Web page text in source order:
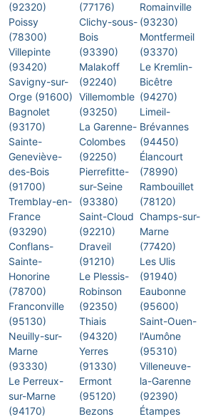
(92320)
Poissy
(78300)
Villepinte
(93420)
Savigny-sur-
Orge (91600)
Bagnolet
(93170)
Sainte-
Geneviève-
des-Bois
(91700)
Tremblay-en-
France
(93290)
Conflans-
Sainte-
Honorine
(78700)
Franconville
(95130)
Neuilly-sur-
Marne
(93330)
Le Perreux-
sur-Marne
(94170)
(77176)
Clichy-sous-
Bois
(93390)
Malakoff
(92240)
Villemomble
(93250)
La Garenne-
Colombes
(92250)
Pierrefitte-
sur-Seine
(93380)
Saint-Cloud
(92210)
Draveil
(91210)
Le Plessis-
Robinson
(92350)
Thiais
(94320)
Yerres
(91330)
Ermont
(95120)
Bezons
Romainville
(93230)
Montfermeil
(93370)
Le Kremlin-
Bicêtre
(94270)
Limeil-
Brévannes
(94450)
Élancourt
(78990)
Rambouillet
(78120)
Champs-sur-
Marne
(77420)
Les Ulis
(91940)
Eaubonne
(95600)
Saint-Ouen-
l'Aumône
(95310)
Villeneuve-
la-Garenne
(92390)
Étampes